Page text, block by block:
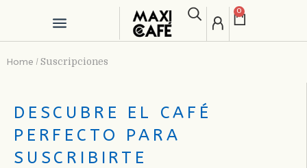
0
Home / Suscripciones
DESCUBRE EL CAFÉ
PERFECTO PARA
SUSCRIBIRTE